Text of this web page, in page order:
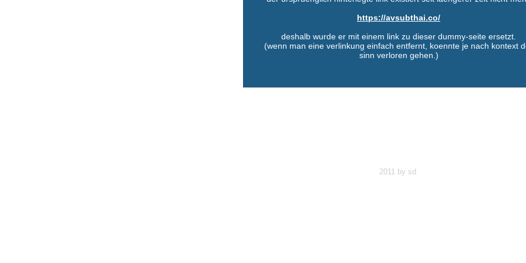
https://avsubthai.co/
deshalb wurde er mit einem link zu dieser dummy-seite ersetzt.
(wenn man eine verlinkung einfach entfernt, koennte je nach kontext
sinn verloren gehen.)
2011 by sd